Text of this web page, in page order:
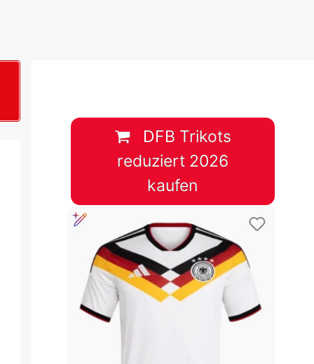
&
&
Tabelle
DFB Trikots
reduziert 2026
kaufen